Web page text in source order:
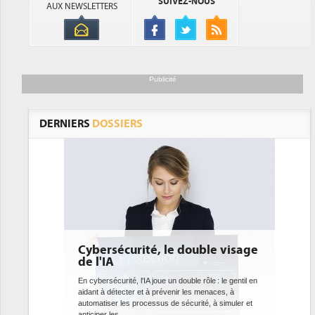
AUX NEWSLETTERS
Publicité
DERNIERS DOSSIERS
double visage
un double rôle : le gentil en
de sécurité, à simuler et
DEE: l'efficacité énergétique
bientôt une obligation pour les
datacenters
Des datacenters plus durables et plus efficaces, c'est
ce que recherchent les pouvoirs publics européens